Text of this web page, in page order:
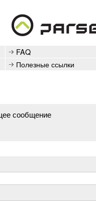
FAQ
Полезные ссылки
сообщение